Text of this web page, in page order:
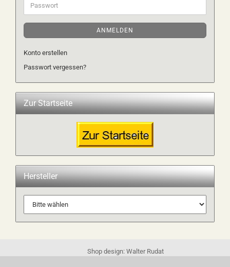
Passwort
ANMELDEN
Konto erstellen
Passwort vergessen?
Zur Startseite
Hersteller
Shop design: Walter Rudat